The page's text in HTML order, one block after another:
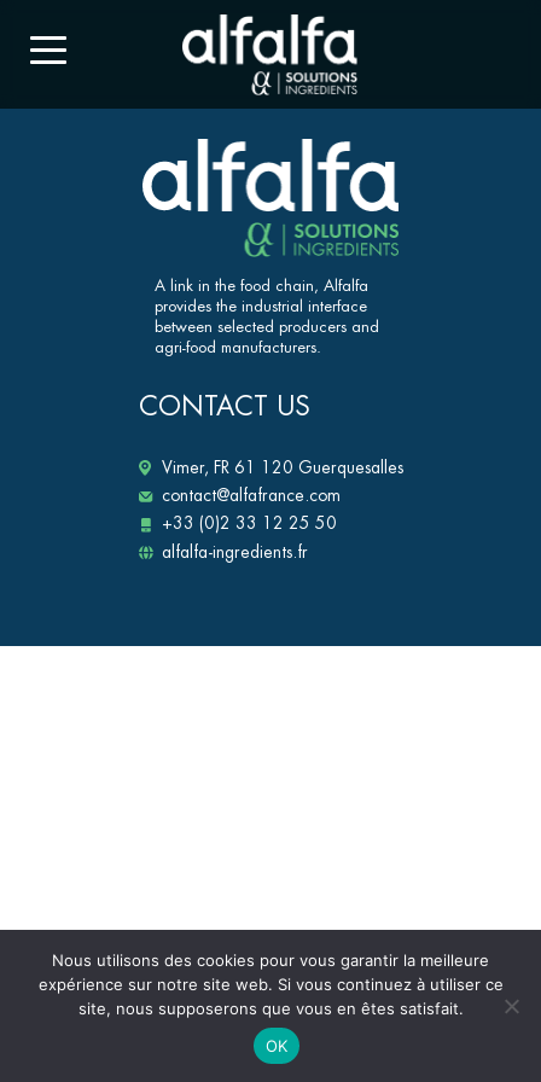
A link in the food chain, Alfalfa
provides the industrial interface
between selected producers and
agri-food manufacturers.
CONTACT US
Vimer, FR 61 120 Guerquesalles
contact@alfafrance.com
+33 (0)2 33 12 25 50
alfalfa-ingredients.fr
Nous utilisons des cookies pour vous garantir la meilleure
expérience sur notre site web. Si vous continuez à utiliser ce
site, nous supposerons que vous en êtes satisfait.
OK